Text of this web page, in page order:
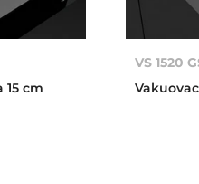
15 cm
VS 1520